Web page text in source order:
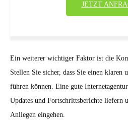
JETZT
Ein weiterer wichtiger Faktor ist die
Stellen Sie sicher, dass Sie einen
führen können. Eine gute
Updates und Fortschrittsberichte liefern
Anliegen eingehen.